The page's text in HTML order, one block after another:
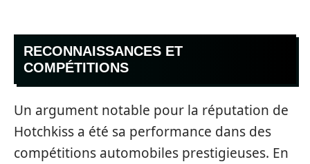
RECONNAISSANCES ET
COMPÉTITIONS
Un argument notable pour la réputation de
Hotchkiss a été sa performance dans des
compétitions automobiles prestigieuses. En